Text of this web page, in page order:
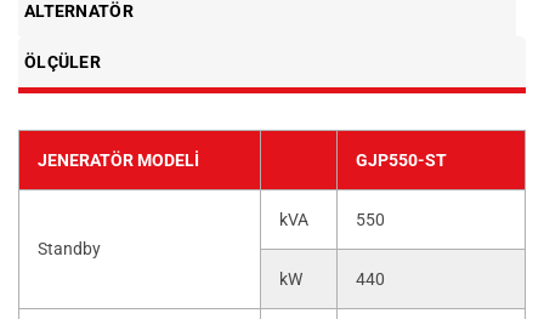
ALTERNATÖR
ÖLÇÜLER
JENERATÖR MODELI GJP550-ST
Standby
kVA 550
kW 440